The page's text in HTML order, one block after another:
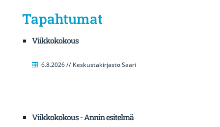
Tapahtumat
Viikkokokous
6.8.2026 // Keskustakirjasto Saari
Viikkokokous - Annin esitelmä